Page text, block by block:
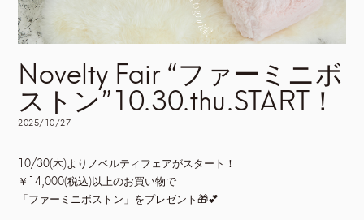
Novelty Fair “ファーミニボ
ストン”10.30.thu.START！
2025/10/27
10/30(木)よりノベルティフェアがスタート！
￥14,000(税込)以上のお買い物で
「ファーミニボストン」をプレゼント🎁💕